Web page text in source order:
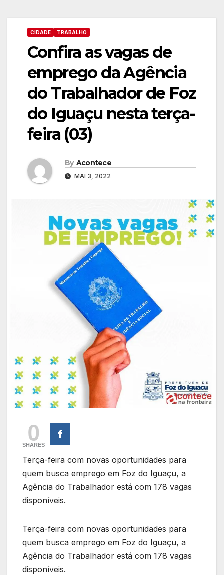
CIDADE TRABALHO
Confira as vagas de
emprego da Agência
do Trabalhador de Foz
do Iguaçu nesta terça-
feira (03)
By Acontece
MAI 3, 2022
0
SHARES
Terça-feira com novas oportunidades para
quem busca emprego em Foz do Iguaçu, a
Agência do Trabalhador está com 178 vagas
disponíveis.
Terça-feira com novas oportunidades para
quem busca emprego em Foz do Iguaçu, a
Agência do Trabalhador está com 178 vagas
disponíveis.